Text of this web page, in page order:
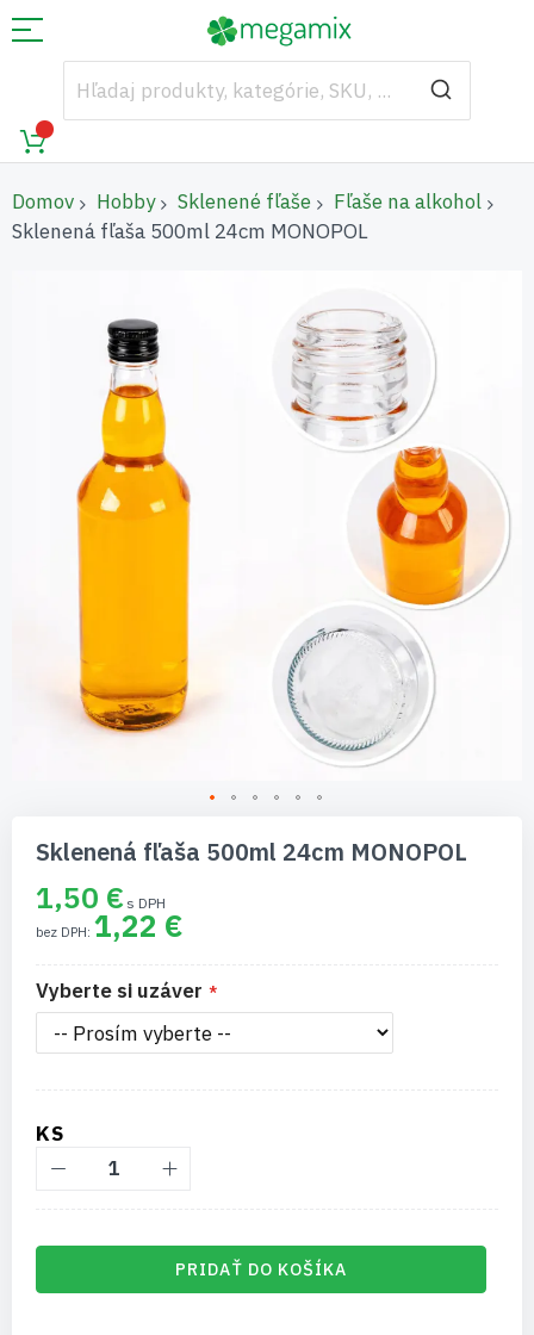
Domov Hobby Sklenené fľaše
Fľaše na alkohol
Sklenená fľaša 500ml 24cm MONOPOL
začiatok
galérie
obrázkov
Sklenená fľaša 500ml 24cm MONOPOL
1,50 €
1,22 €
Vyberte si uzáver
KS
PRIDAŤ DO KOŠÍKA